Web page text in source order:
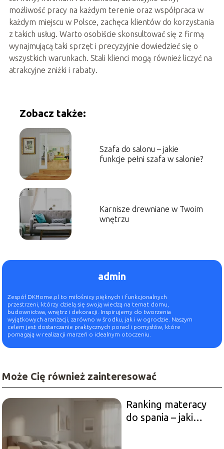
możliwość pracy na każdym terenie oraz współpraca w
każdym miejscu w Polsce, zachęca klientów do korzystania
z takich usług. Warto osobiście skonsultować się z firmą
wynajmującą taki sprzęt i precyzyjnie dowiedzieć się o
wszystkich warunkach. Stali klienci mogą również liczyć na
atrakcyjne zniżki i rabaty.
Zobacz także:
Szafa do salonu – jakie
funkcje pełni szafa w salonie?
Karnisze drewniane w Twoim
wnętrzu
admin
Zespół DKHome.pl to miłośnicy pięknych i funkcjonalnych
przestrzeni, którzy dzielą się swoją wiedzą na temat domu,
budownictwa, wnętrz i dekoracji. Inspirujemy do tworzenia
wyjątkowych aranżacji, zarówno w środku, jak i w ogrodzie. Naszym
celem jest dostarczanie praktycznych porad i pomysłów, które
pomagają w realizacji marzeń o idealnym otoczeniu.
Może Cię również zainteresować
Ranking materacy
do spania – jaki